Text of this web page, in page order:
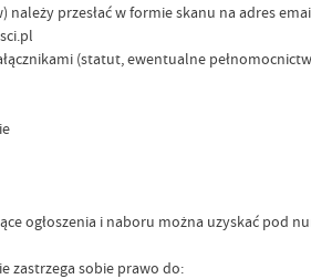
należy przesłać w formie skanu na adres
(statut, ewentualne
ogłoszenia i naboru można uzyskać pod
zastrzega sobie prawo do: